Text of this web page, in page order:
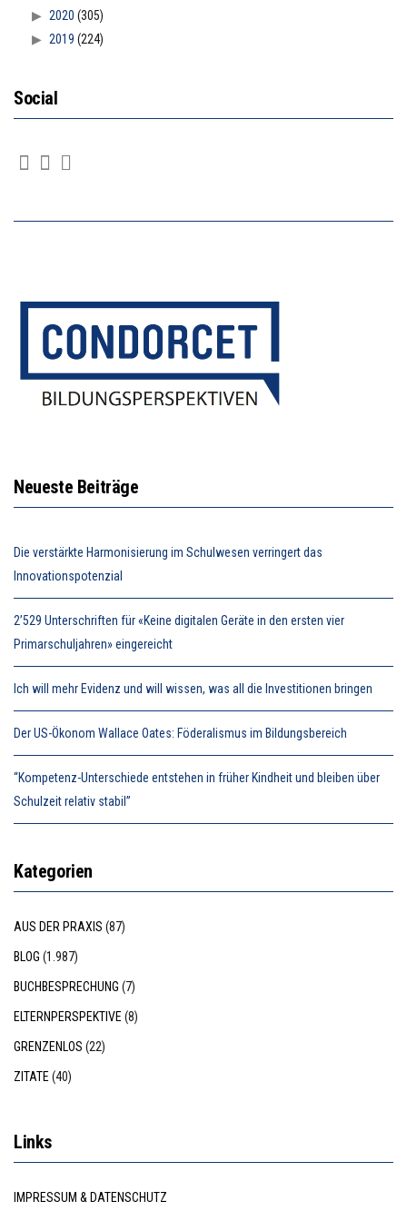
2020 (305)
2019 (224)
Social
Neueste Beiträge
Die verstärkte Harmonisierung im Schulwesen verringert das
Innovationspotenzial
2’529 Unterschriften für «Keine digitalen Geräte in den ersten vier
Primarschuljahren» eingereicht
Ich will mehr Evidenz und will wissen, was all die Investitionen bringen
Der US-Ökonom Wallace Oates: Föderalismus im Bildungsbereich
“Kompetenz-Unterschiede entstehen in früher Kindheit und bleiben über
Schulzeit relativ stabil”
Kategorien
AUS DER PRAXIS (87)
BLOG (1.987)
BUCHBESPRECHUNG (7)
ELTERNPERSPEKTIVE (8)
GRENZENLOS (22)
ZITATE (40)
Links
IMPRESSUM & DATENSCHUTZ